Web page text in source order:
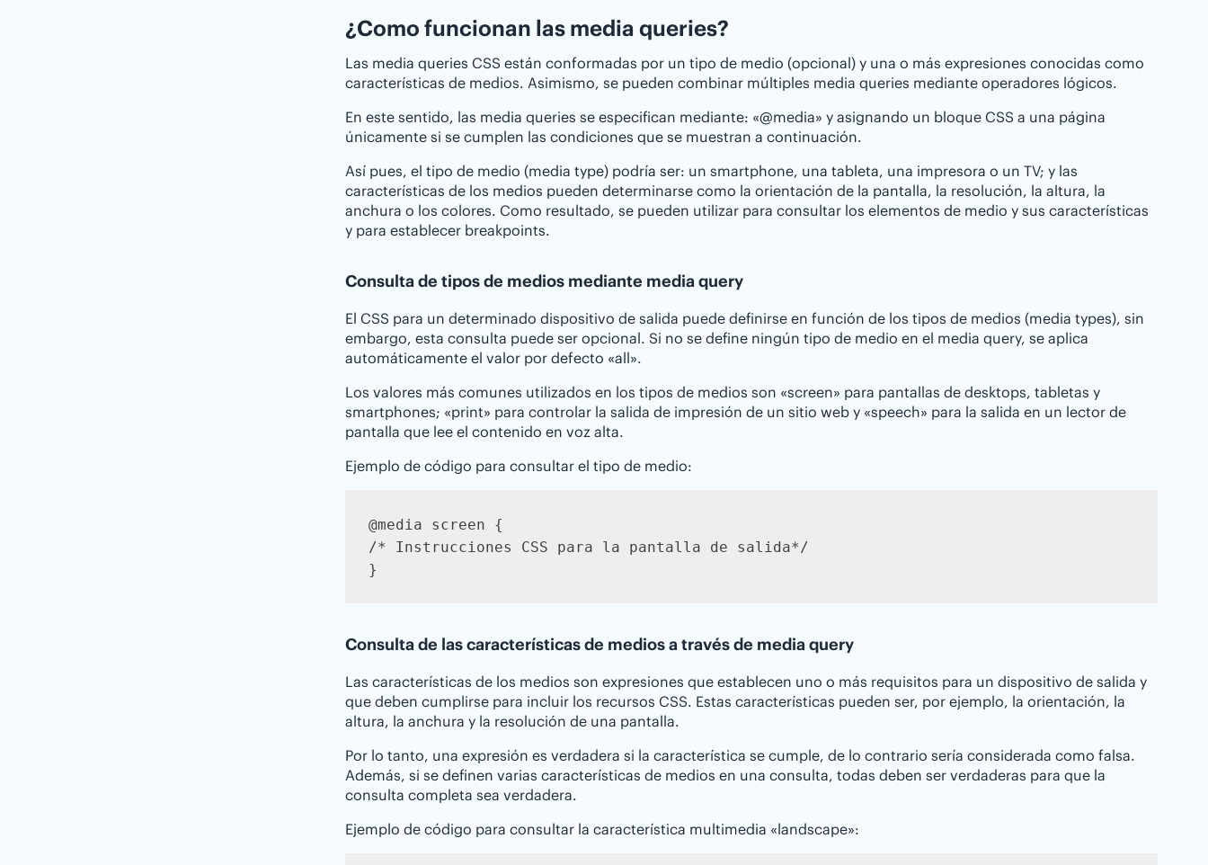
¿Como funcionan las media queries?
Las media queries CSS están conformadas por un tipo de medio (opcional) y una o más expresiones conocidas como
características de medios. Asimismo, se pueden combinar múltiples media queries mediante operadores lógicos.
En este sentido, las media queries se especifican mediante: «@media» y asignando un bloque CSS a una página
únicamente si se cumplen las condiciones que se muestran a continuación.
Así pues, el tipo de medio (media type) podría ser: un smartphone, una tableta, una impresora o un TV; y las
características de los medios pueden determinarse como la orientación de la pantalla, la resolución, la altura, la
anchura o los colores. Como resultado, se pueden utilizar para consultar los elementos de medio y sus características
y para establecer breakpoints.
Consulta de tipos de medios mediante media query
El CSS para un determinado dispositivo de salida puede definirse en función de los tipos de medios (media types), sin
embargo, esta consulta puede ser opcional. Si no se define ningún tipo de medio en el media query, se aplica
automáticamente el valor por defecto «all».
Los valores más comunes utilizados en los tipos de medios son «screen» para pantallas de desktops, tabletas y
smartphones; «print» para controlar la salida de impresión de un sitio web y «speech» para la salida en un lector de
pantalla que lee el contenido en voz alta.
Ejemplo de código para consultar el tipo de medio:
@media screen {
/* Instrucciones CSS para la pantalla de salida*/
}
Consulta de las características de medios a través de media query
Las características de los medios son expresiones que establecen uno o más requisitos para un dispositivo de salida y
que deben cumplirse para incluir los recursos CSS. Estas características pueden ser, por ejemplo, la orientación, la
altura, la anchura y la resolución de una pantalla.
Por lo tanto, una expresión es verdadera si la característica se cumple, de lo contrario sería considerada como falsa.
Además, si se definen varias características de medios en una consulta, todas deben ser verdaderas para que la
consulta completa sea verdadera.
Ejemplo de código para consultar la característica multimedia «landscape»: